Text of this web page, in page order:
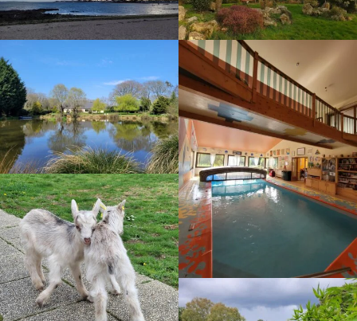
Kontakt